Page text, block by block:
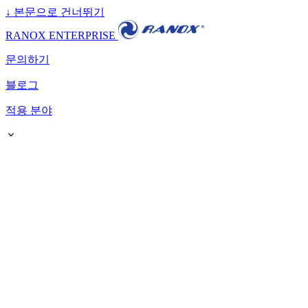
↓ 본문으로 건너뛰기
RANOX ENTERPRISE
문의하기
블로그
적용 분야